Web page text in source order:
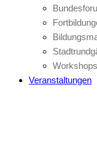
Workshops
Veranstaltungen